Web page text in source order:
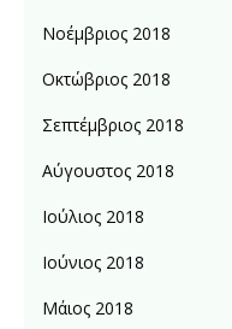
Νοέμβριος 2018
Οκτώβριος 2018
Σεπτέμβριος 2018
Αύγουστος 2018
Ιούλιος 2018
Ιούνιος 2018
Μάιος 2018